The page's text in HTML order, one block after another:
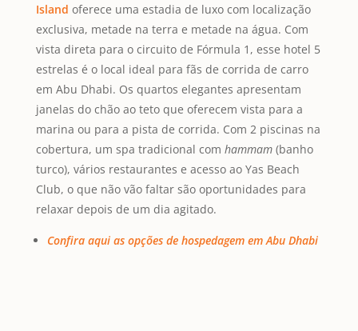
Island oferece uma estadia de luxo com localização
exclusiva, metade na terra e metade na água. Com
vista direta para o circuito de Fórmula 1, esse hotel 5
estrelas é o local ideal para fãs de corrida de carro
em Abu Dhabi. Os quartos elegantes apresentam
janelas do chão ao teto que oferecem vista para a
marina ou para a pista de corrida. Com 2 piscinas na
cobertura, um spa tradicional com hammam(banho
turco), vários restaurantes e acesso ao Yas Beach
Club, o que não vão faltar são oportunidades para
relaxar depois de um dia agitado.
Confira aqui as opções de hospedagem em Abu Dhabi